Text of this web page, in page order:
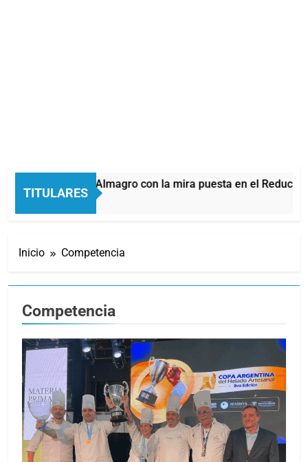
TITULARES
recibe a Almagro con la mira puesta en el Reducido
Atrás
Inicio Competencia
Competencia